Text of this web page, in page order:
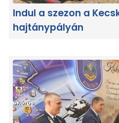
Indul a szezon a
hajtánypályán